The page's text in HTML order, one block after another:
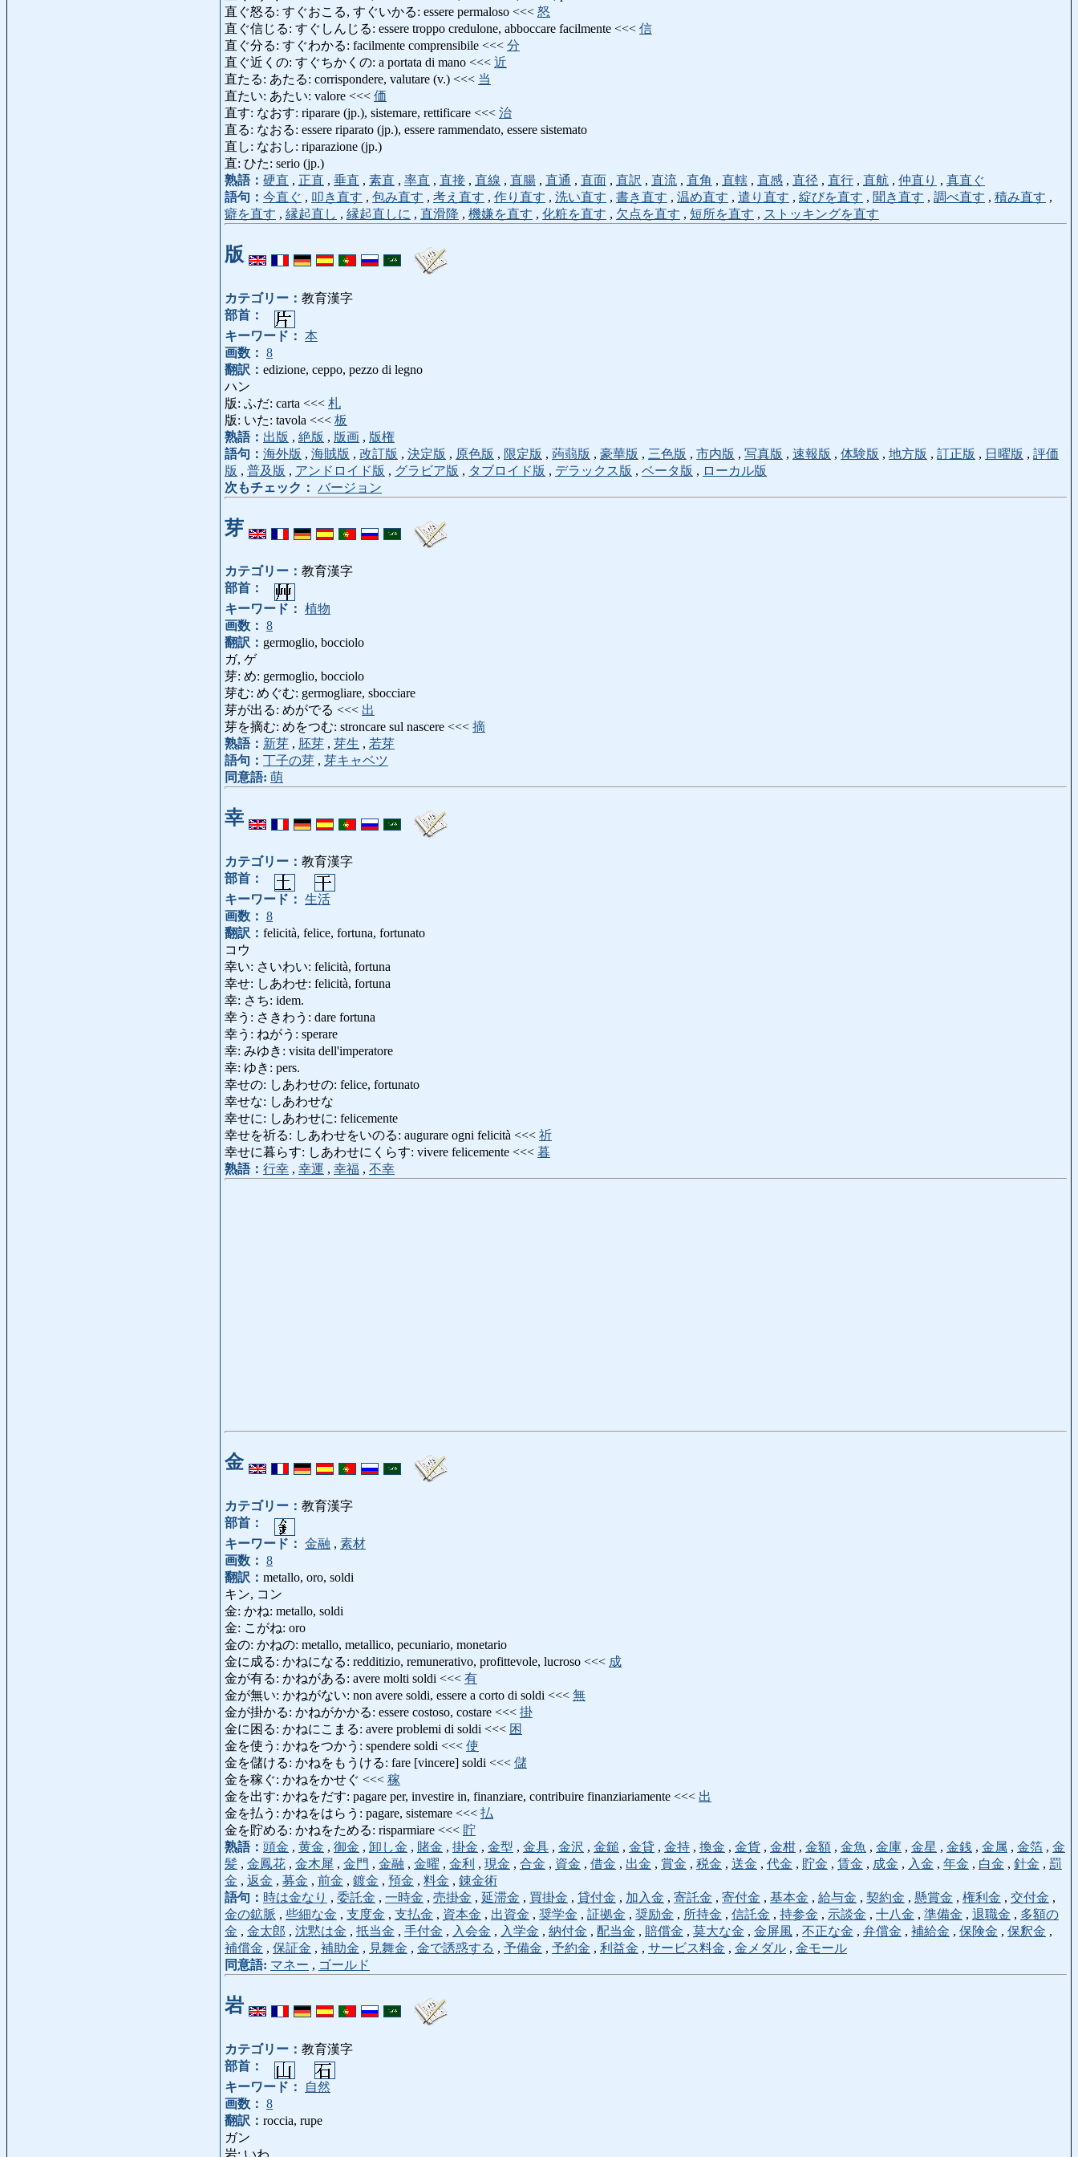
直ぐ怒る: すぐおこる, すぐいかる: essere permaloso <<< 怒
直ぐ信じる: すぐしんじる: essere troppo credulone, abboccare facilmente <<< 信
直ぐ分る: すぐわかる: facilmente comprensibile <<< 分
直ぐ近くの: すぐちかくの: a portata di mano <<< 近
直たる: あたる: corrispondere, valutare (v.) <<< 当
直たい: あたい: valore <<< 価
直す: なおす: riparare (jp.), sistemare, rettificare <<< 治
直る: なおる: essere riparato (jp.), essere rammendato, essere sistemato
直し: なおし: riparazione (jp.)
直: ひた: serio (jp.)
熟語： 硬直 , 正直 , 垂直 , 素直 , 率直 , 直接 , 直線 , 直腸 , 直通 , 直面 , 直訳 , 直流 , 直角 , 直轄 , 直感 , 直径 , 直行 , 直航 , 仲直り , 真直ぐ
語句： 今直ぐ , 叩き直す , 包み直す , 考え直す , 作り直す , 洗い直す , 書き直す , 温め直す , 遣り直す , 綻びを直す , 聞き直す , 調べ直す , 積み直す ,
癖を直す , 縁起直し , 縁起直しに , 直滑降 , 機嫌を直す , 化粧を直す , 欠点を直す , 短所を直す , ストッキングを直す
版
カテゴリー： 教育漢字
部首：
キーワード： 本
画数： 8
翻訳： edizione, ceppo, pezzo di legno
ハン
版: ふだ: carta <<< 札
版: いた: tavola <<< 板
熟語： 出版 , 絶版 , 版画 , 版権
語句： 海外版 , 海賊版 , 改訂版 , 決定版 , 原色版 , 限定版 , 蒟蒻版 , 豪華版 , 三色版 , 市内版 , 写真版 , 速報版 , 体験版 , 地方版 , 訂正版 , 日曜版 , 評価
版 , 普及版 , アンドロイド版 , グラビア版 , タブロイド版 , デラックス版 , ベータ版 , ローカル版
次もチェック： バージョン
芽
カテゴリー： 教育漢字
部首：
キーワード： 植物
画数： 8
翻訳： germoglio, bocciolo
ガ, ゲ
芽: め: germoglio, bocciolo
芽む: めぐむ: germogliare, sbocciare
芽が出る: めがでる <<< 出
芽を摘む: めをつむ: stroncare sul nascere <<< 摘
熟語： 新芽 , 胚芽 , 芽生 , 若芽
語句： 丁子の芽 , 芽キャベツ
同意語: 萌
幸
カテゴリー： 教育漢字
部首：
キーワード： 生活
画数： 8
翻訳： felicità, felice, fortuna, fortunato
コウ
幸い: さいわい: felicità, fortuna
幸せ: しあわせ: felicità, fortuna
幸: さち: idem.
幸う: さきわう: dare fortuna
幸う: ねがう: sperare
幸: みゆき: visita dell'imperatore
幸: ゆき: pers.
幸せの: しあわせの: felice, fortunato
幸せな: しあわせな
幸せに: しあわせに: felicemente
幸せを祈る: しあわせをいのる: augurare ogni felicità <<< 祈
幸せに暮らす: しあわせにくらす: vivere felicemente <<< 暮
熟語： 行幸 , 幸運 , 幸福 , 不幸
金
カテゴリー： 教育漢字
部首：
キーワード： 金融 , 素材
画数： 8
翻訳： metallo, oro, soldi
キン, コン
金: かね: metallo, soldi
金: こがね: oro
金の: かねの: metallo, metallico, pecuniario, monetario
金に成る: かねになる: redditizio, remunerativo, profittevole, lucroso <<< 成
金が有る: かねがある: avere molti soldi <<< 有
金が無い: かねがない: non avere soldi, essere a corto di soldi <<< 無
金が掛かる: かねがかかる: essere costoso, costare <<< 掛
金に困る: かねにこまる: avere problemi di soldi <<< 困
金を使う: かねをつかう: spendere soldi <<< 使
金を儲ける: かねをもうける: fare [vincere] soldi <<< 儲
金を稼ぐ: かねをかせぐ <<< 稼
金を出す: かねをだす: pagare per, investire in, finanziare, contribuire finanziariamente <<< 出
金を払う: かねをはらう: pagare, sistemare <<< 払
金を貯める: かねをためる: risparmiare <<< 貯
熟語： 頭金 , 黄金 , 御金 , 卸し金 , 賭金 , 掛金 , 金型 , 金具 , 金沢 , 金鎚 , 金貸 , 金持 , 換金 , 金貨 , 金柑 , 金額 , 金魚 , 金庫 , 金星 , 金銭 , 金属 , 金箔 , 金
髪 , 金鳳花 , 金木犀 , 金門 , 金融 , 金曜 , 金利 , 現金 , 合金 , 資金 , 借金 , 出金 , 賞金 , 税金 , 送金 , 代金 , 貯金 , 賃金 , 成金 , 入金 , 年金 , 白金 , 針金 , 罰
金 , 返金 , 募金 , 前金 , 鍍金 , 預金 , 料金 , 錬金術
語句： 時は金なり , 委託金 , 一時金 , 売掛金 , 延滞金 , 買掛金 , 貸付金 , 加入金 , 寄託金 , 寄付金 , 基本金 , 給与金 , 契約金 , 懸賞金 , 権利金 , 交付金 ,
金の鉱脈 , 些細な金 , 支度金 , 支払金 , 資本金 , 出資金 , 奨学金 , 証拠金 , 奨励金 , 所持金 , 信託金 , 持参金 , 示談金 , 十八金 , 準備金 , 退職金 , 多額の
金 , 金太郎 , 沈黙は金 , 抵当金 , 手付金 , 入会金 , 入学金 , 納付金 , 配当金 , 賠償金 , 莫大な金 , 金屏風 , 不正な金 , 弁償金 , 補給金 , 保険金 , 保釈金 ,
補償金 , 保証金 , 補助金 , 見舞金 , 金で誘惑する , 予備金 , 予約金 , 利益金 , サービス料金 , 金メダル , 金モール
同意語: マネー , ゴールド
岩
カテゴリー： 教育漢字
部首：
キーワード：
自然
画数： 8
翻訳： roccia, rupe
ガン
岩: いわ